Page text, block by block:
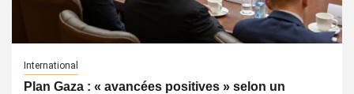
International
Plan Gaza : « avancées positives » selon un